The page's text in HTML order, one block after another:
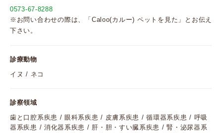
0573-67-8288
※お問い合わせの際は、「Caloo(カルー) ペットを見た」とお伝え
下さい。
診療動物
イヌ / ネコ
診察領域
歯と口腔系疾患 / 眼科系疾患 / 皮膚系疾患 / 循環器系疾患 / 呼吸
器系疾患 / 消化器系疾患 / 肝・胆・すい臓系疾患 / 腎・泌尿器系